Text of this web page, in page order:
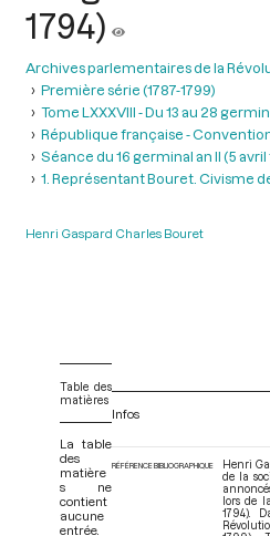
1794)
Archives parlementaires de la
Première série (1787-1799)
Tome LXXXVIII - Du 13 au 28
République française -
Séance du 16 germinal an II (5 avril
1. Représentant Bouret. Civisme
Henri Gaspard Charles Bouret
Table des
matières
La table
des
matière
s ne
contient
aucune
entrée.
Infos
RÉFÉRENCE BIBLIOGRAPHIQUE
Henri
de la
lors de
1794).